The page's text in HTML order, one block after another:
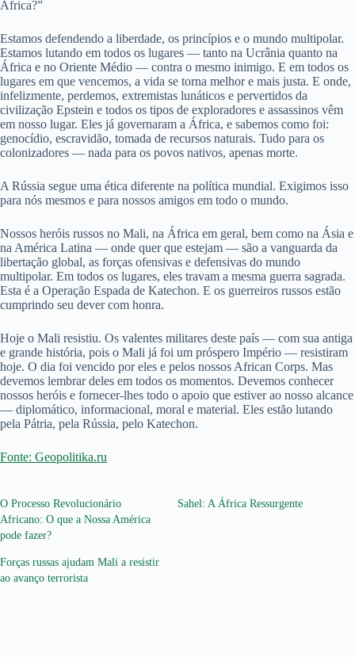
África?”
Estamos defendendo a liberdade, os princípios e o mundo multipolar.
Estamos lutando em todos os lugares — tanto na Ucrânia quanto na
África e no Oriente Médio — contra o mesmo inimigo. E em todos os
lugares em que vencemos, a vida se torna melhor e mais justa. E onde,
infelizmente, perdemos, extremistas lunáticos e pervertidos da
civilização Epstein e todos os tipos de exploradores e assassinos vêm
em nosso lugar. Eles já governaram a África, e sabemos como foi:
genocídio, escravidão, tomada de recursos naturais. Tudo para os
colonizadores — nada para os povos nativos, apenas morte.
A Rússia segue uma ética diferente na política mundial. Exigimos isso
para nós mesmos e para nossos amigos em todo o mundo.
Nossos heróis russos no Mali, na África em geral, bem como na Ásia e
na América Latina — onde quer que estejam — são a vanguarda da
libertação global, as forças ofensivas e defensivas do mundo
multipolar. Em todos os lugares, eles travam a mesma guerra sagrada.
Esta é a Operação Espada de Katechon. E os guerreiros russos estão
cumprindo seu dever com honra.
Hoje o Mali resistiu. Os valentes militares deste país — com sua antiga
e grande história, pois o Mali já foi um próspero Império — resistiram
hoje. O dia foi vencido por eles e pelos nossos African Corps. Mas
devemos lembrar deles em todos os momentos. Devemos conhecer
nossos heróis e fornecer-lhes todo o apoio que estiver ao nosso alcance
— diplomático, informacional, moral e material. Eles estão lutando
pela Pátria, pela Rússia, pelo Katechon.
Fonte: Geopolitika.ru
O Processo Revolucionário
Africano: O que a Nossa América
pode fazer?
Sahel: A África Ressurgente
Forças russas ajudam Mali a resistir
ao avanço terrorista